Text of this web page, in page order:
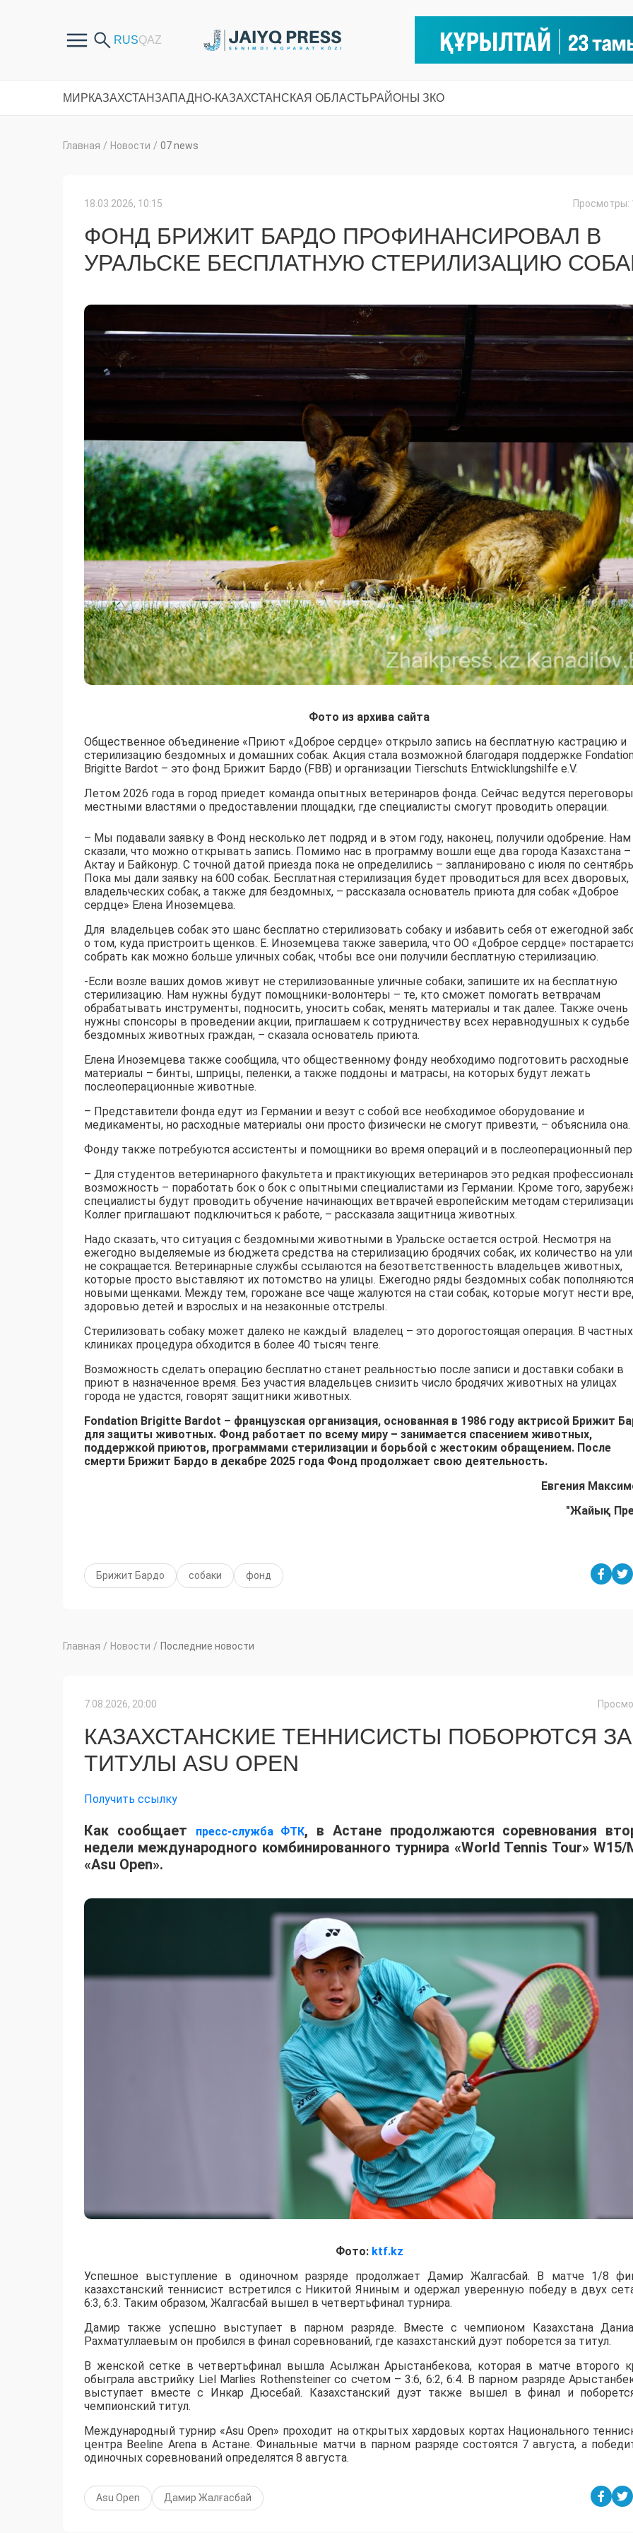
МИРКАЗАХСТАНЗАПАДНО-КАЗАХСТАНСКАЯ ОБЛАСТЬРАЙОНЫ ЗКО
Главная / Новости / 07 news
18.03.2026, 10:15 Просмотры:
ФОНД БРИЖИТ БАРДО ПРОФИНАНСИРОВАЛ В
УРАЛЬСКЕ БЕСПЛАТНУЮ СТЕРИЛИЗАЦИЮ
Фото из архива сайта
Общественное объединение «Приют «Доброе сердце» открыло запись на бесплатную кастрацию и
стерилизацию бездомных и домашних собак. Акция стала возможной благодаря поддержке
Brigitte Bardot – это фонд Брижит Бардо (FBB) и организации Tierschuts Entwicklungshilfe e.V.
Летом 2026 года в город приедет команда опытных ветеринаров фонда. Сейчас ведутся
местными властями о предоставлении площадки, где специалисты смогут проводить операции.
– Мы подавали заявку в Фонд несколько лет подряд и в этом году, наконец, получили одобрение. Нам
сказали, что можно открывать запись. Помимо нас в программу вошли еще два города Казахстана –
Актау и Байконур. С точной датой приезда пока не определились – запланировано с июля по
Пока мы дали заявку на 600 собак. Бесплатная стерилизация будет проводиться для всех дворовых,
владельческих собак, а также для бездомных, – рассказала основатель приюта для собак «Доброе
сердце» Елена Иноземцева.
Для владельцев собак это шанс бесплатно стерилизовать собаку и избавить себя от ежегодной
о том, куда пристроить щенков. Е. Иноземцева также заверила, что ОО «Доброе сердце»
собрать как можно больше уличных собак, чтобы все они получили бесплатную стерилизацию.
-Если возле ваших домов живут не стерилизованные уличные собаки, запишите их на бесплатную
стерилизацию. Нам нужны будут помощники-волонтеры – те, кто сможет помогать ветврачам
обрабатывать инструменты, подносить, уносить собак, менять материалы и так далее. Также очень
нужны спонсоры в проведении акции, приглашаем к сотрудничеству всех неравнодушных к судьбе
бездомных животных граждан, – сказала основатель приюта.
Елена Иноземцева также сообщила, что общественному фонду необходимо подготовить расходные
материалы – бинты, шприцы, пеленки, а также поддоны и матрасы, на которых будут лежать
послеоперационные животные.
– Представители фонда едут из Германии и везут с собой все необходимое оборудование и
медикаменты, но расходные материалы они просто физически не смогут привезти, – объяснила она.
Фонду также потребуются ассистенты и помощники во время операций и в послеоперационный
– Для студентов ветеринарного факультета и практикующих ветеринаров это редкая
возможность – поработать бок о бок с опытными специалистами из Германии. Кроме того,
специалисты будут проводить обучение начинающих ветврачей европейским методам
Коллег приглашают подключиться к работе, – рассказала защитница животных.
Надо сказать, что ситуация с бездомными животными в Уральске остается острой. Несмотря на
ежегодно выделяемые из бюджета средства на стерилизацию бродячих собак, их количество на
не сокращается. Ветеринарные службы ссылаются на безответственность владельцев животных,
которые просто выставляют их потомство на улицы. Ежегодно ряды бездомных собак пополняются
новыми щенками. Между тем, горожане все чаще жалуются на стаи собак, которые могут нести
здоровью детей и взрослых и на незаконные отстрелы.
Стерилизовать собаку может далеко не каждый владелец – это дорогостоящая операция. В частных
клиниках процедура обходится в более 40 тысяч тенге.
Возможность сделать операцию бесплатно станет реальностью после записи и доставки собаки в
приют в назначенное время. Без участия владельцев снизить число бродячих животных на улицах
города не удастся, говорят защитники животных.
Fondation Brigitte Bardot – французская организация, основанная в 1986 году актрисой Брижит
для защиты животных. Фонд работает по всему миру – занимается спасением животных,
поддержкой приютов, программами стерилизации и борьбой с жестоким обращением. После
смерти Брижит Бардо в декабре 2025 года Фонд продолжает свою деятельность.
Евгения
"Жайық
Брижит Бардо собаки фонд
Главная / Новости / Последние новости
7.08.2026, 20:00
КАЗАХСТАНСКИЕ ТЕННИСИСТЫ ПОБОРЮТСЯ ЗА
ТИТУЛЫ ASU OPEN
Получить ссылку
Как сообщает пресс-служба ФТК, в Астане продолжаются соревнования
недели международного комбинированного турнира «World Tennis Tour» W15/
«Asu Open».
Фото: ktf.kz
Успешное выступление в одиночном разряде продолжает Дамир Жалгасбай. В матче 1/8
казахстанский теннисист встретился с Никитой Яниным и одержал уверенную победу в двух
6:3, 6:3. Таким образом, Жалгасбай вышел в четвертьфинал турнира.
Дамир также успешно выступает в парном разряде. Вместе с чемпионом Казахстана
Рахматуллаевым он пробился в финал соревнований, где казахстанский дуэт поборется за титул.
В женской сетке в четвертьфинал вышла Асылжан Арыстанбекова, которая в матче второго
обыграла австрийку Liel Marlies Rothensteiner со счетом – 3:6, 6:2, 6:4. В парном разряде
выступает вместе с Инкар Дюсебай. Казахстанский дуэт также вышел в финал и
чемпионский титул.
Международный турнир «Asu Open» проходит на открытых хардовых кортах Национального
центра Beeline Arena в Астане. Финальные матчи в парном разряде состоятся 7 августа, а
одиночных соревнований определятся 8 августа.
Asu Open Дамир Жалғасбай